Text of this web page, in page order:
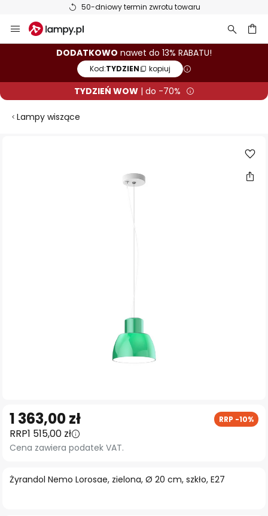
50-dniowy termin zwrotu towaru
Przejdź
do
DODATKOWO nawet do 13% RABATU!
Kod:TYDZIEN kopiuj
TYDZIEŃ WOW| do -70%
Lampy wiszące
na
początek
galerii
Żyrandol Nemo Lorosae, zielona, Ø 20 cm, szkło, E27
1 363,00 zł RRP -10%
RRP1 515,00 zł
Cena zawiera podatek VAT.